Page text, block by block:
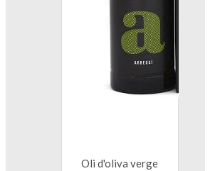
Oli d'oliva verge